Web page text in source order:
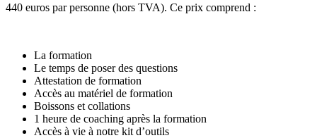
440 euros par personne (hors TVA). Ce prix comprend :
La formation
Le temps de poser des questions
Attestation de formation
Accès au matériel de formation
Boissons et collations
1 heure de coaching après la formation
Accès à vie à notre kit d’outils